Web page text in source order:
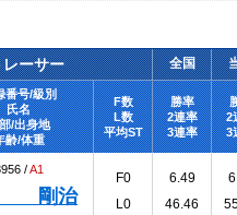
ーサー 全国
番号/級別
氏名
/出身地
齢/体重
F数
L数
平均ST
勝率
2連率
3連率
2
3
/A1
剛治
F0
L0
6.49
46.46